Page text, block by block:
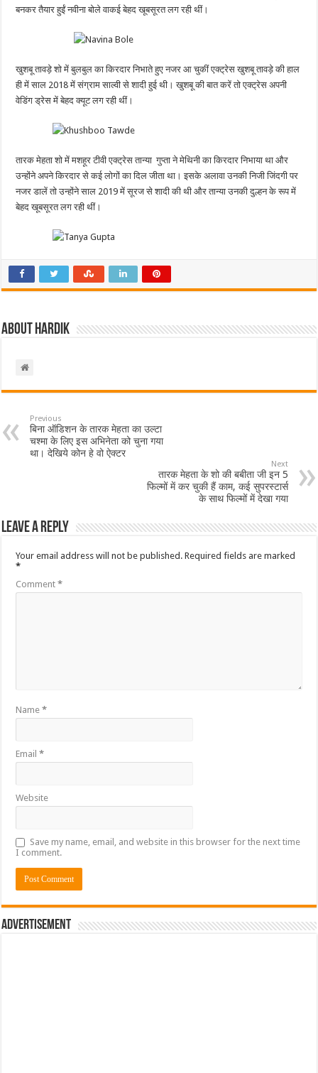
बनकर तैयार हुईं नवीना बोले वाकई बेहद खूबसूरत लग रही थीं।
खुशबू तावड़े शो में बुलबुल का किरदार निभाते हुए नजर आ चुकीं एक्ट्रेस खुशबू तावड़े की हाल
ही में साल 2018 में संग्राम साल्वी से शादी हुई थी। खुशबू की बात करें तो एक्ट्रेस अपनी
वेडिंग ड्रेस में बेहद क्यूट लग रही थीं।
तारक मेहता शो में मशहूर टीवी एक्ट्रेस तान्या गुप्ता ने मेथिनी का किरदार निभाया था और
उन्होंने अपने किरदार से कई लोगों का दिल जीता था। इसके अलावा उनकी निजी जिंदगी पर
नजर डालें तो उन्होंने साल 2019 में सूरज से शादी की थी और तान्या उनकी दुल्हन के रूप में
बेहद खूबसूरत लग रही थीं।
About hardik
Previous
बिना ऑडिशन के तारक मेहता का उल्टा
चश्मा के लिए इस अभिनेता को चुना गया
था। देखिये कोन हे वो ऐक्टर
Next
तारक मेहता के शो की बबीता जी इन 5
फिल्मों में कर चुकी हैं काम, कई सुपरस्टार्स
के साथ फिल्मों में देखा गया
Leave a Reply
Your email address will not be published. Required fields are marked
*
Comment*
Name*
Email*
Website
Save my name, email, and website in this browser for the next time
I comment.
Advertisement